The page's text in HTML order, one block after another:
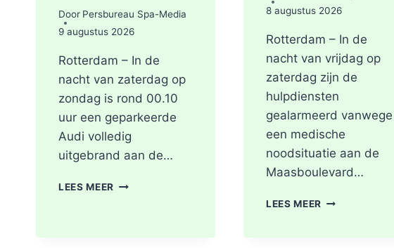
Door Persbureau Spa-Media
9 augustus 2026
Rotterdam – In de
nacht van zaterdag op
zondag is rond 00.10
uur een geparkeerde
Audi volledig
uitgebrand aan de…
LEES MEER AUDI
8 augustus 2026
Rotterdam – In de
nacht van vrijdag op
zaterdag zijn de
hulpdiensten
gealarmeerd vanwege
een medische
noodsituatie aan de
Maasboulevard…
LEES MEER MEDISCHE